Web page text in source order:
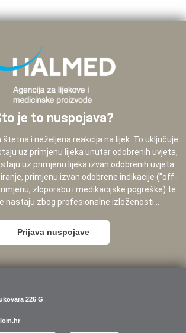
je to nuspojava?
štetna i neželjena reakcija na lijek. To uključuje
uz primjenu lijeka unutar odobrenih uvjeta,
uz primjenu lijeka izvan odobrenih uvjeta
primjenu izvan odobrene indikacije (”off-
zloporabu i medikacijske pogreške) te
nastaju zbog profesionalne izloženosti...
Prijava nuspojave
226 G